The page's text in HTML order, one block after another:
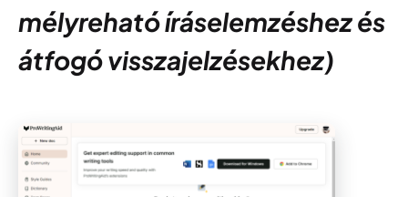
mélyreható íráselemzéshez és
átfogó visszajelzésekhez)